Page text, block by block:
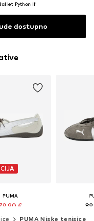
Python II'
dostupno
PUMA
€
89,90 €PUMA Niske tenisice